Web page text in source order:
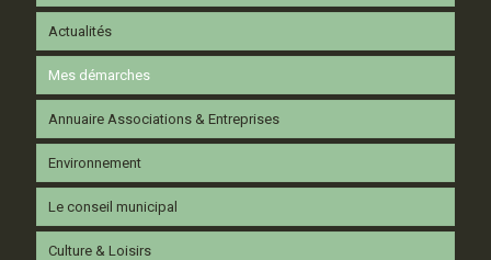
Actualités
Mes démarches
Annuaire Associations & Entreprises
Environnement
Le conseil municipal
Culture & Loisirs